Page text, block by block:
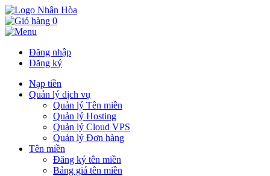
0
Đăng nhập
Đăng ký
Nạp tiền
Quản lý dịch vụ
Quản lý Tên miền
Quản lý Hosting
Quản lý Cloud VPS
Quản lý Đơn hàng
Tên miền
Đăng ký tên miền
Bảng giá tên miền